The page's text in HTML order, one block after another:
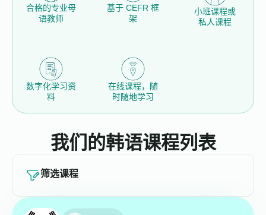
我们的韩语课程列表
合格的专业母
语教师
基于 CEFR 框
架
小班课程或
私人课程
数字化学习资
料
在线课程，随
时随地学习
筛选课程